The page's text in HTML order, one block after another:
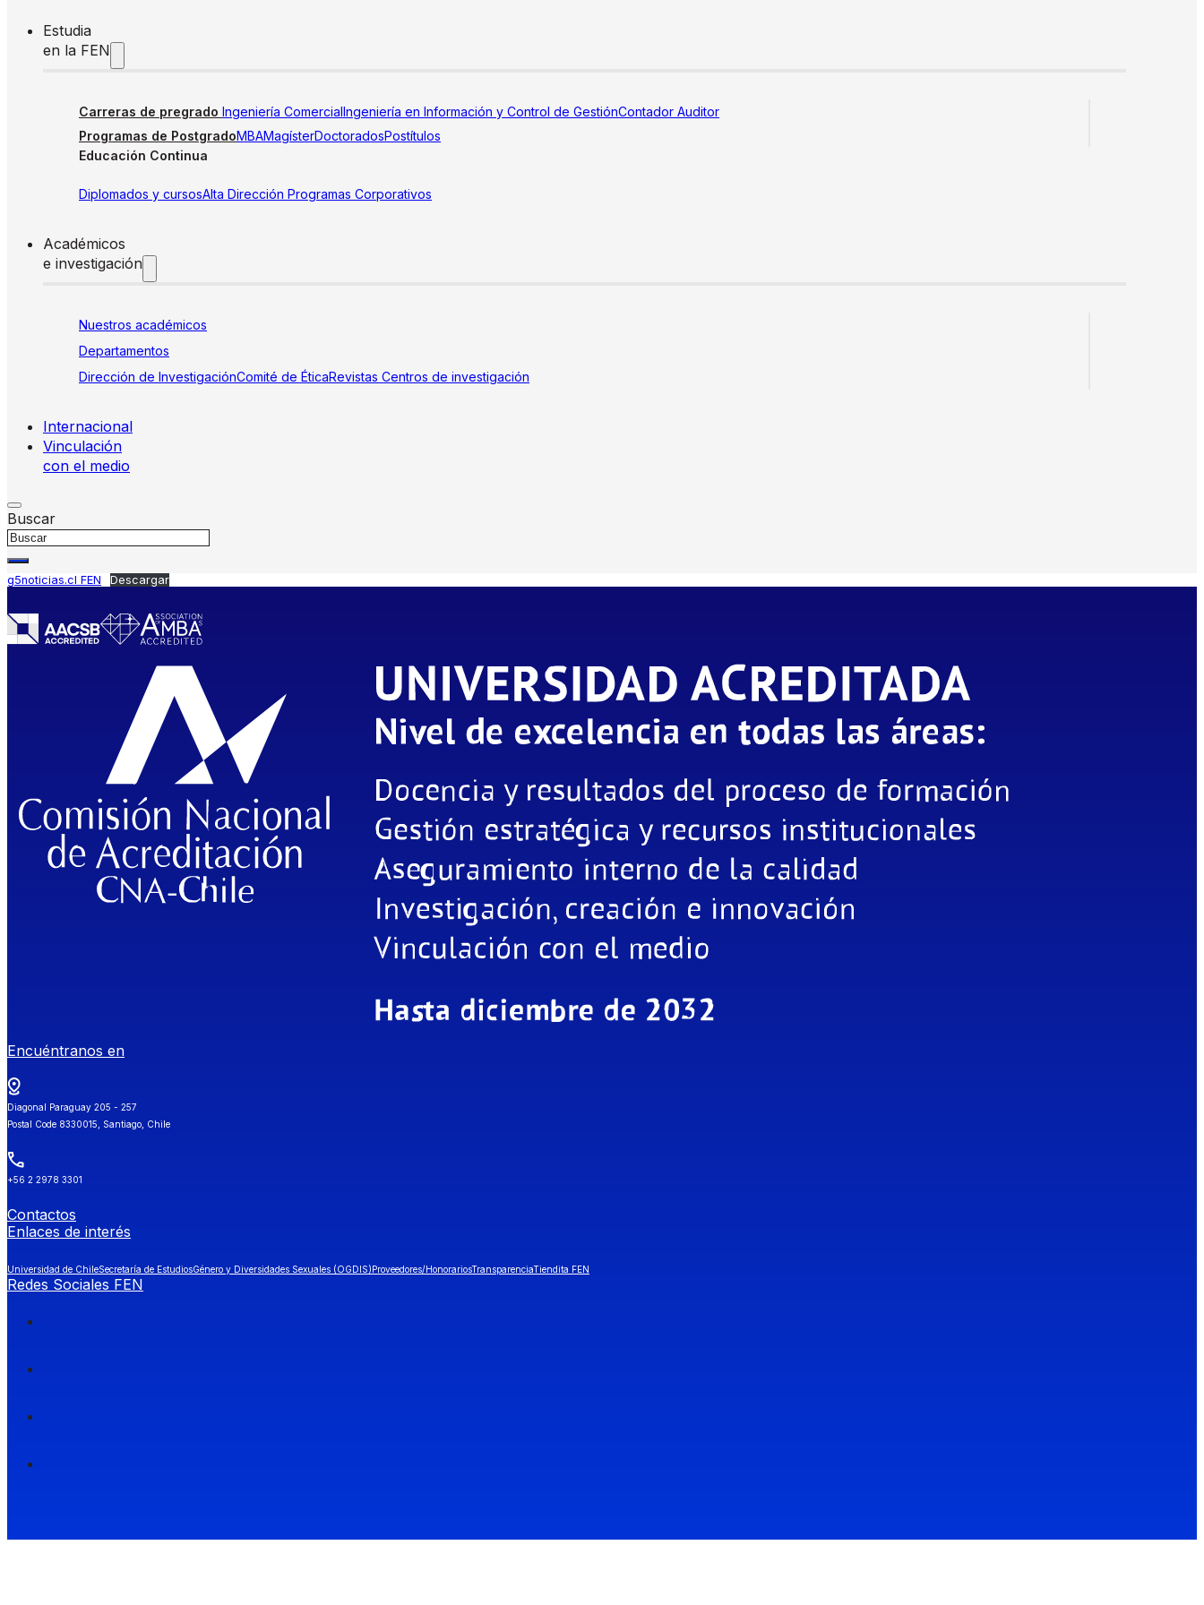
Estudia
en la FEN
Carreras de pregrado Ingeniería ComercialIngeniería en Información y Control de GestiónContador Auditor
Programas de PostgradoMBAMagísterDoctoradosPostítulos
Educación Continua
Diplomados y cursosAlta Dirección Programas Corporativos
Académicos
e investigación
Nuestros académicos
Departamentos
Dirección de InvestigaciónComité de ÉticaRevistas Centros de investigación
Internacional
Vinculación
con el medio
Buscar
g5noticias.cl FEN Descargar
Encuéntranos en
Diagonal Paraguay 205 - 257
Postal Code 8330015, Santiago, Chile
+56 2 2978 3301
Contactos
Enlaces de interés
Universidad de ChileSecretaría de EstudiosGénero y Diversidades Sexuales (OGDIS)Proveedores/HonorariosTransparenciaTiendita FEN
Redes Sociales FEN